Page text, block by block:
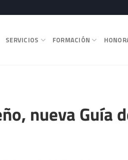
SERVICIOS FORMACIÓN
nueva Guía